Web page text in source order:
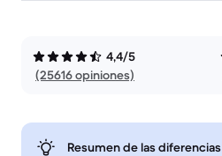
4,4/5
(25616 opiniones)
Resumen de las diferencias